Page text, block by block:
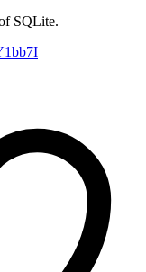
SQLite.